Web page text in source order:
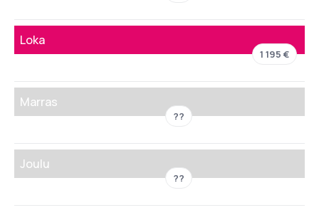
Loka
1 195 €
Marras
??
Joulu
??